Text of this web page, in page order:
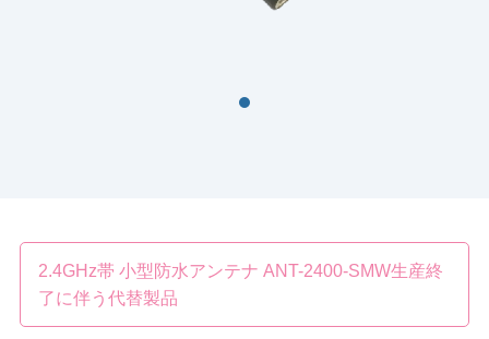
2.4GHz帯 小型防水アンテナ ANT-2400-SMW生産終
了に伴う代替製品